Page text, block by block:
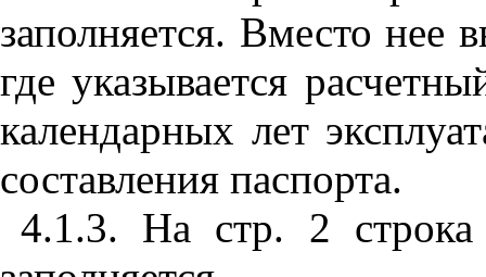
заполняется. Вместо нее
где указывается
календарных лет
составления паспорта.
4.1.3. На стр. 2 строка